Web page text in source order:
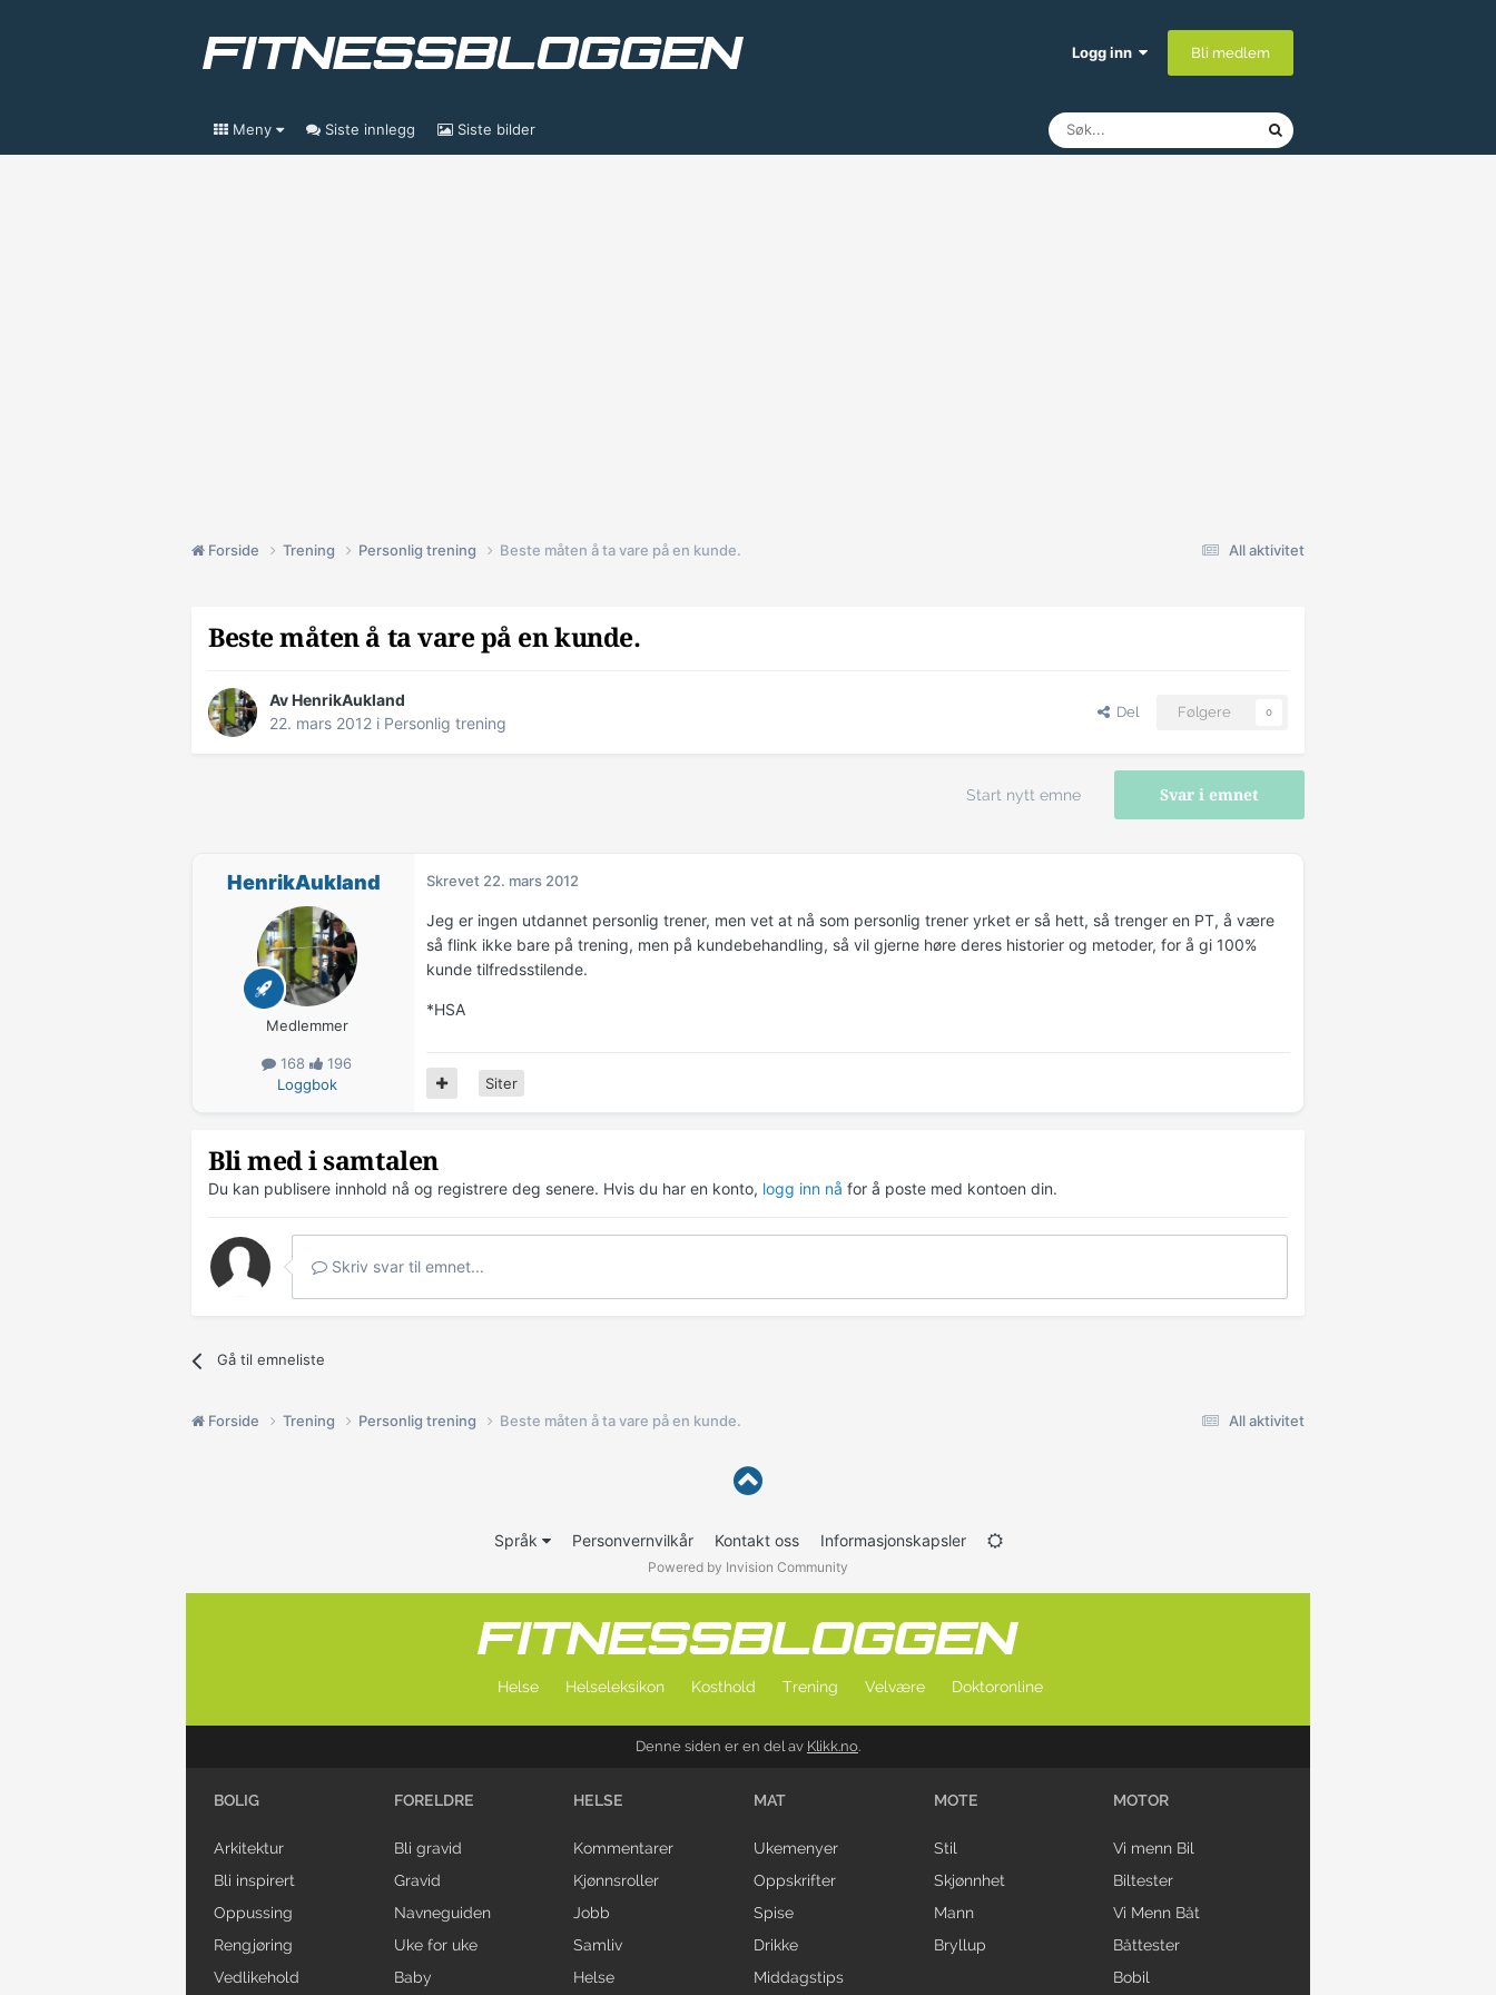
Logg inn Bli medlem
Meny Siste innlegg Siste bilder
All aktivitet
Forside Trening Personlig trening Beste måten å ta vare på en kunde.
Beste måten å ta vare på en kunde.
AvHenrikAukland
22. mars 2012 i Personlig trening
Del Følgere 0
Svar i emnet
Start nytt emne
HenrikAukland
Medlemmer
168
196
Loggbok
Skrevet 22. mars 2012
Jeg er ingen utdannet personlig trener, men vet at nå som personlig trener yrket er så hett, så trenger en PT, å være
så flink ikke bare på trening, men på kundebehandling, så vil gjerne høre deres historier og metoder, for å gi 100%
kunde tilfredsstilende.
*HSA
Siter
Bli med i samtalen
Du kan publisere innhold nå og registrere deg senere. Hvis du har en konto, logg inn nå for å poste med kontoen din.
Skriv svar til emnet...
Gå til emneliste
All aktivitet
Forside Trening Personlig trening Beste måten å ta vare på en kunde.
Språk Personvernvilkår Kontakt oss Informasjonskapsler
Powered by Invision Community
Helse Helseleksikon Kosthold Trening Velvære Doktoronline
Denne siden er en del av Klikk.no.
BOLIG
Arkitektur
Bli inspirert
Oppussing
Rengjøring
Vedlikehold
FORELDRE
Bli gravid
Gravid
Navneguiden
Uke for uke
Baby
HELSE
Kommentarer
Kjønnsroller
Jobb
Samliv
Helse
MAT
Ukemenyer
Oppskrifter
Spise
Drikke
Middagstips
MOTE
Stil
Skjønnhet
Mann
Bryllup
MOTOR
Vi menn Bil
Biltester
Vi Menn Båt
Båttester
Bobil